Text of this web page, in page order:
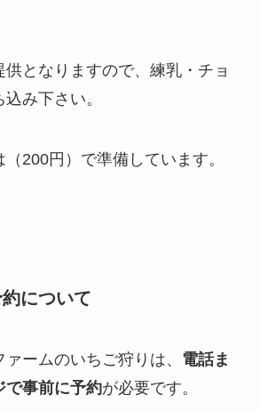
となりますので、練乳・チョ
み下さい。
200円）で準備しています。
について
ームのいちご狩りは、 電話ま
で事前に予約が必要です。